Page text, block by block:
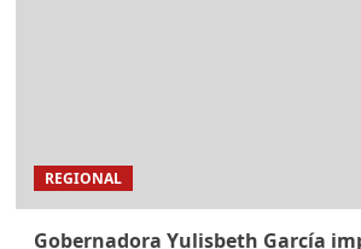
REGIONAL
Gobernadora Yulisbeth García